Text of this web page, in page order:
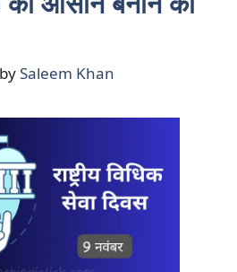
bySaleem Khan